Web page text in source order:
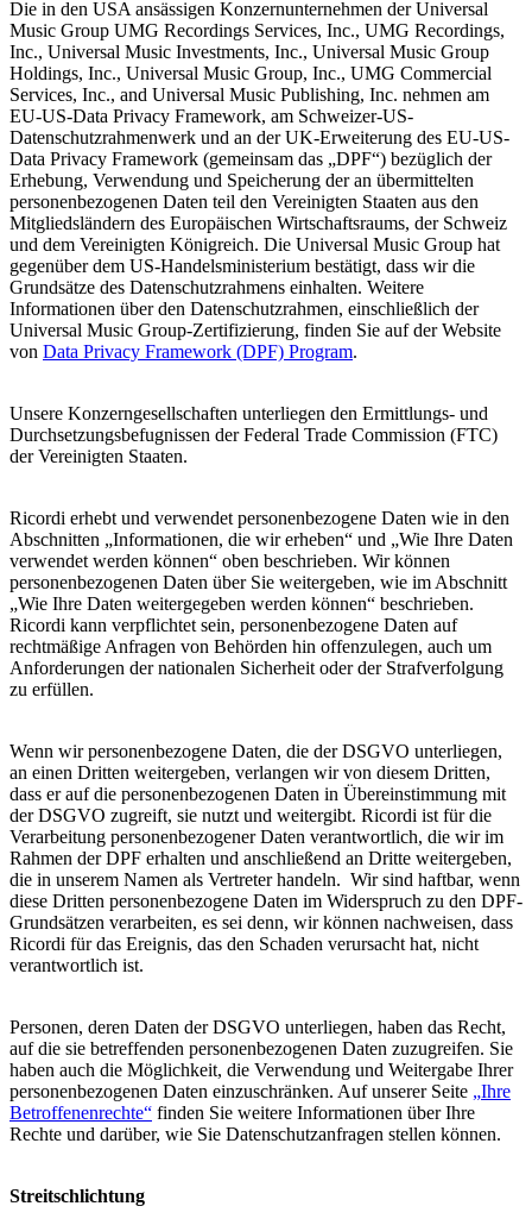
Die in den USA ansässigen Konzernunternehmen der Universal
Music Group UMG Recordings Services, Inc., UMG Recordings,
Inc., Universal Music Investments, Inc., Universal Music Group
Holdings, Inc., Universal Music Group, Inc., UMG Commercial
Services, Inc., and Universal Music Publishing, Inc. nehmen am
EU-US-Data Privacy Framework, am Schweizer-US-
Datenschutzrahmenwerk und an der UK-Erweiterung des EU-US-
Data Privacy Framework (gemeinsam das „DPF“) bezüglich der
Erhebung, Verwendung und Speicherung der an übermittelten
personenbezogenen Daten teil den Vereinigten Staaten aus den
Mitgliedsländern des Europäischen Wirtschaftsraums, der Schweiz
und dem Vereinigten Königreich. Die Universal Music Group hat
gegenüber dem US-Handelsministerium bestätigt, dass wir die
Grundsätze des Datenschutzrahmens einhalten. Weitere
Informationen über den Datenschutzrahmen, einschließlich der
Universal Music Group-Zertifizierung, finden Sie auf der Website
von Data Privacy Framework (DPF) Program.
Unsere Konzerngesellschaften unterliegen den Ermittlungs- und
Durchsetzungsbefugnissen der Federal Trade Commission (FTC)
der Vereinigten Staaten.
Ricordi erhebt und verwendet personenbezogene Daten wie in den
Abschnitten „Informationen, die wir erheben“ und „Wie Ihre Daten
verwendet werden können“ oben beschrieben. Wir können
personenbezogenen Daten über Sie weitergeben, wie im Abschnitt
„Wie Ihre Daten weitergegeben werden können“ beschrieben.
Ricordi kann verpflichtet sein, personenbezogene Daten auf
rechtmäßige Anfragen von Behörden hin offenzulegen, auch um
Anforderungen der nationalen Sicherheit oder der Strafverfolgung
zu erfüllen.
Wenn wir personenbezogene Daten, die der DSGVO unterliegen,
an einen Dritten weitergeben, verlangen wir von diesem Dritten,
dass er auf die personenbezogenen Daten in Übereinstimmung mit
der DSGVO zugreift, sie nutzt und weitergibt. Ricordi ist für die
Verarbeitung personenbezogener Daten verantwortlich, die wir im
Rahmen der DPF erhalten und anschließend an Dritte weitergeben,
die in unserem Namen als Vertreter handeln. Wir sind haftbar, wenn
diese Dritten personenbezogene Daten im Widerspruch zu den DPF-
Grundsätzen verarbeiten, es sei denn, wir können nachweisen, dass
Ricordi für das Ereignis, das den Schaden verursacht hat, nicht
verantwortlich ist.
Personen, deren Daten der DSGVO unterliegen, haben das Recht,
auf die sie betreffenden personenbezogenen Daten zuzugreifen. Sie
haben auch die Möglichkeit, die Verwendung und Weitergabe Ihrer
personenbezogenen Daten einzuschränken. Auf unserer Seite „Ihre
Betroffenenrechte“ finden Sie weitere Informationen über Ihre
Rechte und darüber, wie Sie Datenschutzanfragen stellen können.
Streitschlichtung